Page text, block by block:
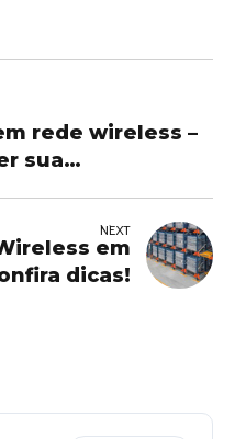
rede wireless –
sua
NEXT
em
dicas!